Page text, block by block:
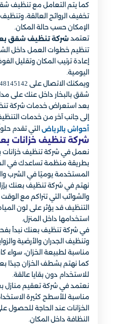
كما يتم التعامل مع تنظيف شقق
تخفيف الروائح العالقة،
الإمكان حسب حالة المكان.
تعتمد شركة تنظيف شقق
تنظيم خطوات العمل داخل
إعادة ترتيب المكان وتقليل
اليومية.
شقق بالبخار داخل عنك على مدار 24
بعد استعراض خدمات شركة
إلى جانب آخر من خدمات
أحواش بالرياض التي تقدم
شركة تنظيف خزانات
نعمل في شركة تنظيف خزانات
بطريقة منظمة تساعدك في
المستخدمة يوميًا في الشرب
نهتم في شركة تنظيف بعنك
والشوائب التي تتراكم مع
التنظيف قد يؤثر على لون
استخدامها داخل المنزل.
في شركة تنظيف بعنك نبدأ
وتنظيف الجدران والأرضية
مناسبة لطبيعة الخزان، سواء
كما نهتم بشطف الخزان جيدًا
للاستخدام دون بقايا عالقة.
نعتمد في شركة تعقيم
مناسبة للأسطح كثيرة
الخزانات عند الحاجة
النظافة داخل المكان.